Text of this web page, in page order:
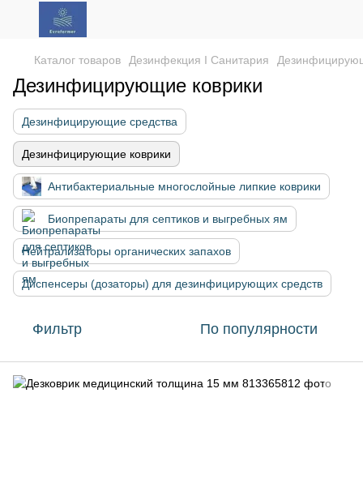
Каталог товаров Дезинфекция І Санитария
Дезинфицирующие коврики
Дезинфицирующие средства
Дезинфицирующие коврики
Антибактериальные многослойные липкие коврики
Биопрепараты для септиков и выгребных ям
Нейтрализаторы органических запахов
Диспенсеры (дозаторы) для дезинфицирующих средств
Фильтр По популярности